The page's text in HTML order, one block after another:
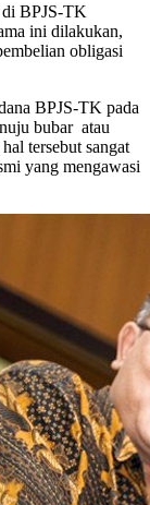
di BPJS-TK
ini dilakukan,
obligasi
BPJS-TK pada
bubar atau
tersebut sangat
yang mengawasi